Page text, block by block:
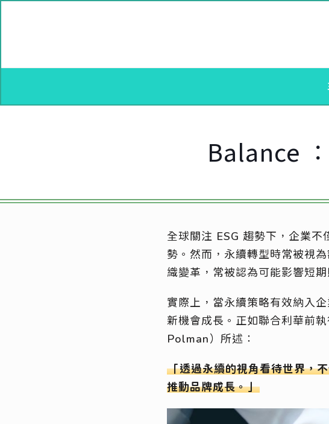
Balance
全球關注 ESG 趨勢下，企業
勢。然而，永續轉型時常被視
織變革，常被認為可能影響短
實際上，當永續策略有效納入
新機會成長。正如聯合利華前
Polman）所述：
「透過永續的視角看待世界，
推動品牌成長。」